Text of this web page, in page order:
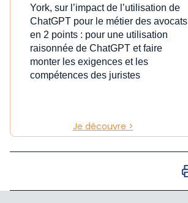
York, sur l’impact de l’utilisation de
ChatGPT pour le métier des avocats
en 2 points : pour une utilisation
raisonnée de ChatGPT et faire
monter les exigences et les
compétences des juristes
Je découvre >